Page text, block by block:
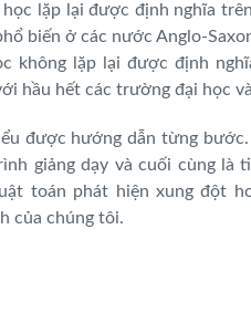
lặp lại được định nghĩa
biến ở các nước Anglo-
không lặp lại được định
hầu hết các trường đại học
được hướng dẫn từng bước.
giảng dạy và cuối cùng là
toán phát hiện xung đột
của chúng tôi.